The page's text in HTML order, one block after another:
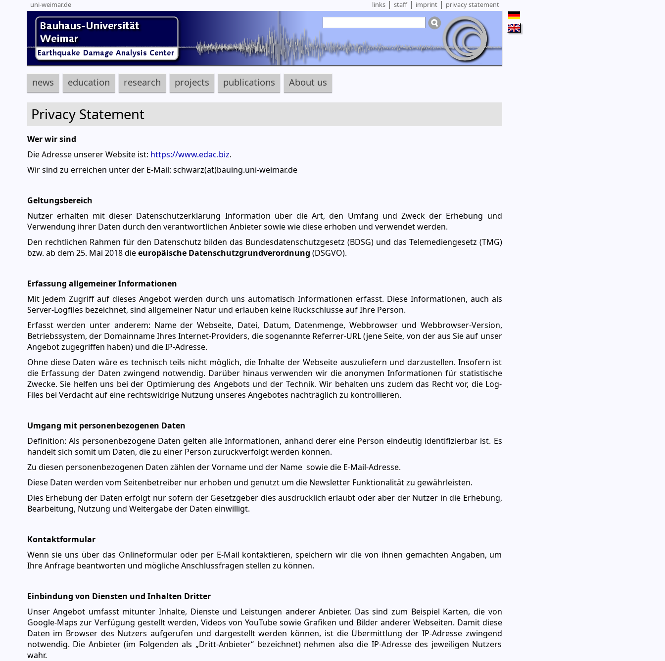
uni-weimar.de links| staff| imprint| privacy statement
news education research projects publications About us
Privacy Statement
Wer wir sind
Die Adresse unserer Website ist: https://www.edac.biz.
Wir sind zu erreichen unter der E-Mail: schwarz(at)bauing.uni-weimar.de
Geltungsbereich
Nutzer erhalten mit dieser Datenschutzerklärung Information über die Art, den Umfang und Zweck der Erhebung und
Verwendung ihrer Daten durch den verantwortlichen Anbieter sowie wie diese erhoben und verwendet werden.
Den rechtlichen Rahmen für den Datenschutz bilden das Bundesdatenschutzgesetz (BDSG) und das Telemediengesetz (TMG)
bzw. ab dem 25. Mai 2018 dieeuropäische Datenschutzgrundverordnung (DSGVO).
Erfassung allgemeiner Informationen
Mit jedem Zugriff auf dieses Angebot werden durch uns automatisch Informationen erfasst. Diese Informationen, auch als
Server-Logfiles bezeichnet, sind allgemeiner Natur und erlauben keine Rückschlüsse auf Ihre Person.
Erfasst werden unter anderem: Name der Webseite, Datei, Datum, Datenmenge, Webbrowser und Webbrowser-Version,
Betriebssystem, der Domainname Ihres Internet-Providers, die sogenannte Referrer-URL (jene Seite, von der aus Sie auf unser
Angebot zugegriffen haben) und die IP-Adresse.
Ohne diese Daten wäre es technisch teils nicht möglich, die Inhalte der Webseite auszuliefern und darzustellen. Insofern ist
die Erfassung der Daten zwingend notwendig. Darüber hinaus verwenden wir die anonymen Informationen für statistische
Zwecke. Sie helfen uns bei der Optimierung des Angebots und der Technik. Wir behalten uns zudem das Recht vor, die Log-
Files bei Verdacht auf eine rechtswidrige Nutzung unseres Angebotes nachträglich zu kontrollieren.
Umgang mit personenbezogenen Daten
Definition: Als personenbezogene Daten gelten alle Informationen, anhand derer eine Person eindeutig identifizierbar ist. Es
handelt sich somit um Daten, die zu einer Person zurückverfolgt werden können.
Zu diesen personenbezogenen Daten zählen der Vorname und der Name sowie die E-Mail-Adresse.
Diese Daten werden vom Seitenbetreiber nur erhoben und genutzt um die Newsletter Funktionalität zu gewährleisten.
Dies Erhebung der Daten erfolgt nur sofern der Gesetzgeber dies ausdrücklich erlaubt oder aber der Nutzer in die Erhebung,
Bearbeitung, Nutzung und Weitergabe der Daten einwilligt.
Kontaktformular
Wenn sie uns über das Onlineformular oder per E-Mail kontaktieren, speichern wir die von ihnen gemachten Angaben, um
Ihre Anfrage beantworten und mögliche Anschlussfragen stellen zu können.
Einbindung von Diensten und Inhalten Dritter
Unser Angebot umfasst mitunter Inhalte, Dienste und Leistungen anderer Anbieter. Das sind zum Beispiel Karten, die von
Google-Maps zur Verfügung gestellt werden, Videos von YouTube sowie Grafiken und Bilder anderer Webseiten. Damit diese
Daten im Browser des Nutzers aufgerufen und dargestellt werden können, ist die Übermittlung der IP-Adresse zwingend
notwendig. Die Anbieter (im Folgenden als „Dritt-Anbieter“ bezeichnet) nehmen also die IP-Adresse des jeweiligen Nutzers
wahr.